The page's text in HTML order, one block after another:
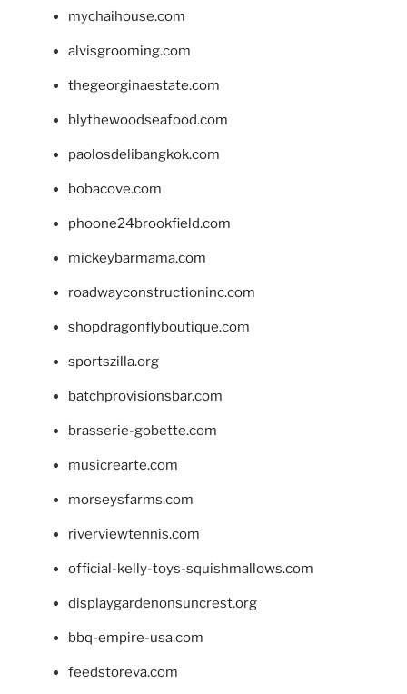
mychaihouse.com
alvisgrooming.com
thegeorginaestate.com
blythewoodseafood.com
paolosdelibangkok.com
bobacove.com
phoone24brookfield.com
mickeybarmama.com
roadwayconstructioninc.com
shopdragonflyboutique.com
sportszilla.org
batchprovisionsbar.com
brasserie-gobette.com
musicrearte.com
morseysfarms.com
riverviewtennis.com
official-kelly-toys-squishmallows.com
displaygardenonsuncrest.org
bbq-empire-usa.com
feedstoreva.com